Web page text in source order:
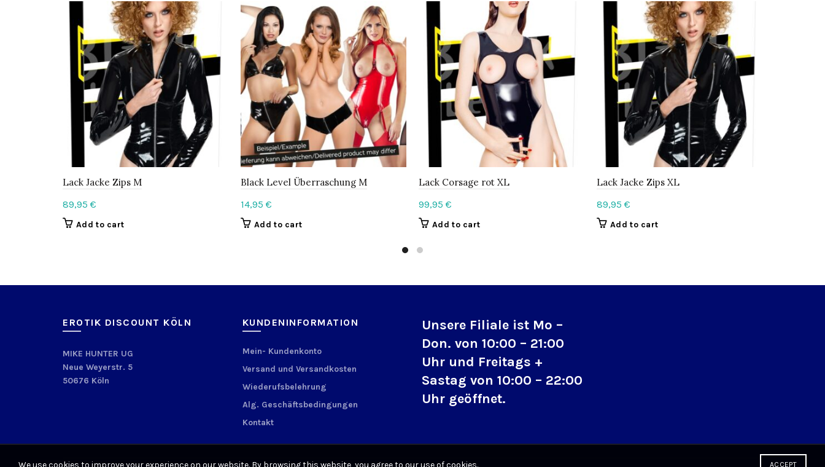
Lack Jacke Zips M
89,95 €
Add to cart
Black Level Überraschung M
14,95 €
Add to cart
Lack Corsage rot XL
99,95 €
Add to cart
Lack Jacke Zips XL
89,95 €
Add to cart
EROTIK DISCOUNT KÖLN
MIKE HUNTER UG
Neue Weyerstr. 5
50676 Köln
KUNDENINFORMATION
Mein- Kundenkonto
Versand und Versandkosten
Wiederufsbelehrung
Alg. Geschäftsbedingungen
Kontakt
Unsere Filiale ist Mo –
Don. von 10:00 – 21:00
Uhr und Freitags +
Sastag von 10:00 – 22:00
Uhr geöffnet.
We use cookies to improve your experience on our website. By browsing this website, you agree to our use of cookies. ACCEPT